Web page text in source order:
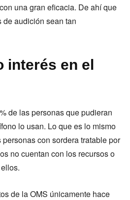
una gran eficacia. De ahí que
audición sean tan
interés en el
de las personas que pudieran
lo usan. Lo que es lo mismo
con sordera tratable por
no cuentan con los recursos o
de la OMS únicamente hace